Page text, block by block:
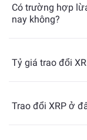
Có trường hợp
nay không?
Tỷ giá trao đổi
Trao đổi XRP ở